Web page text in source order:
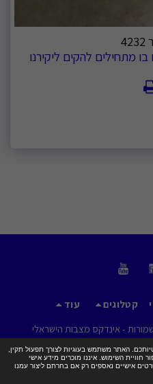
האתר משתמש בעוגיות לצורך תפעול תקין,
חוויית השימוש. איננו מוכרים מידע אישי
אישיים נאספים רק אם בחרתם ליצור עמנו
מתחילים להקים ליקירנו
קטלוגים
עוד
אינדקס מצבות הישראלי
|נגישות